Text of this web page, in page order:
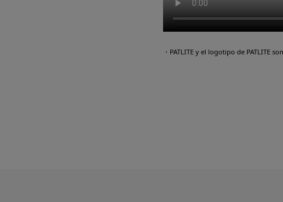
・PATLITE y el logotipo de PATLITE